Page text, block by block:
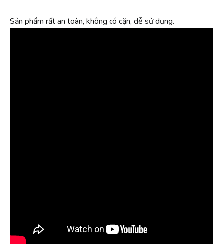
Sản phẩm rất an toàn, không có cặn, dễ sử dụng.